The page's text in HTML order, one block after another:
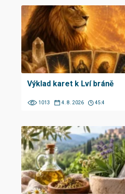
Výklad karet k Lví bráně
1013 4. 8. 2026 45:4